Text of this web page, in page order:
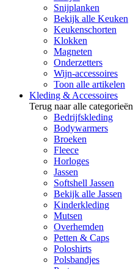
Snijplanken
Bekijk alle Keuken
Keukenschorten
Klokken
Magneten
Onderzetters
Wijn-accessoires
Toon alle artikelen
Kleding & Accessoires
Terug naar alle categorieën
Bedrijfskleding
Bodywarmers
Broeken
Fleece
Horloges
Jassen
Softshell Jassen
Bekijk alle Jassen
Kinderkleding
Mutsen
Overhemden
Petten & Caps
Poloshirts
Polsbandjes